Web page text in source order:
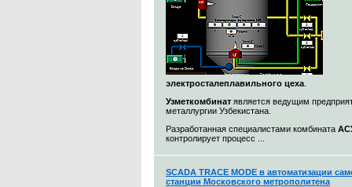
электросталеплавильного цеха
Узметкомбинат является ведущим
металлургии Узбекистана.
Разработанная специалистами комбината
контролирует процесс ...
SCADA TRACE MODE в автоматизации
станции Московского метрополитена